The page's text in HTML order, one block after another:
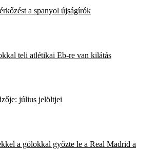
a spanyol újságírók
teli atlétikai Eb-re van kilátás
július jelöltjei
a gólokkal győzte le a Real Madrid a